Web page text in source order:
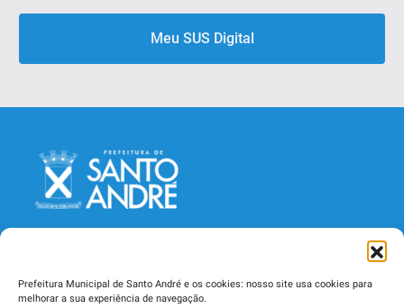
Prefeitura Municipal de Santo André e os cookies: nosso site usa cookies para
melhorar a sua experiência de navegação.
Meu SUS Digital